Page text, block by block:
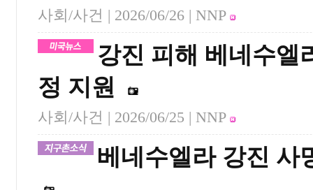
사회/사건 | 2026/06/26 | NNP
강진 피해 베네수엘
정 지원
사회/사건 | 2026/06/25 | NNP
베네수엘라 강진 사